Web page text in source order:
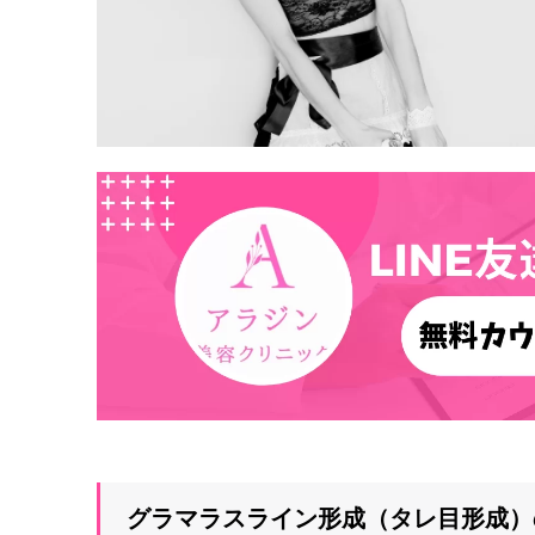
グラマラスライン形成（タレ目形成